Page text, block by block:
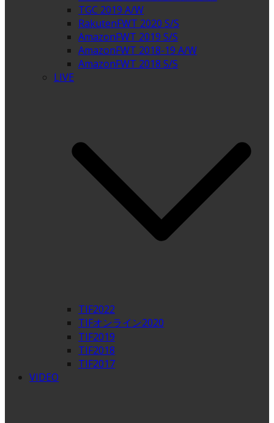
TGC 2019 A/W
RakutenFWT 2020 S/S
AmazonFWT 2019 S/S
AmazonFWT 2018-19 A/W
AmazonFWT 2018 S/S
LIVE
TIF2022
TIFオンライン2020
TIF2019
TIF2018
TIF2017
VIDEO